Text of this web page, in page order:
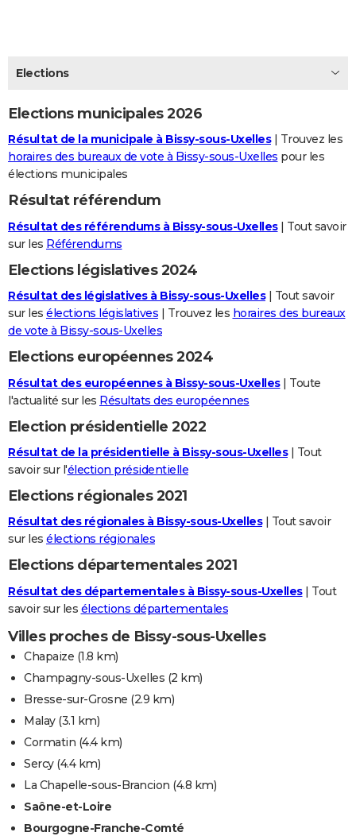
CARTE DE VOEUX
Carte de Noël
Carte Bonne année
Carte Saint-Valentin
Carte Pâques
Carte d'anniversaire
DICTIONNAIRE
Dictionnaire
Biographies
Citations
Expressions
Proverbes
PROGRAMME TV
S'inscrire
Se connecter
Lycées
Collèges
Primaires
Universités
Entreprises
Service militaire
Avis de recherche
AVIS DE DÉCÈS
FORUM
Bricolage
Lifestyle
Culture
Sport
Auto
Television
Voyage
Cinema
Elections
Elections municipales 2026
Résultat de la municipale à Bissy-sous-Uxelles| Trouvez les
horaires des bureaux de vote à Bissy-sous-Uxelles pour les
élections municipales
Résultat référendum
Résultat des référendums à Bissy-sous-Uxelles| Tout savoir
sur les Référendums
Elections législatives 2024
Résultat des législatives à Bissy-sous-Uxelles| Tout savoir
sur les élections législatives | Trouvez les horaires des bureaux
de vote à Bissy-sous-Uxelles
Elections européennes 2024
Résultat des européennes à Bissy-sous-Uxelles| Toute
l'actualité sur les Résultats des européennes
Election présidentielle 2022
Résultat de la présidentielle à Bissy-sous-Uxelles| Tout
savoir sur l'élection présidentielle
Elections régionales 2021
Résultat des régionales à Bissy-sous-Uxelles| Tout savoir
sur les élections régionales
Elections départementales 2021
Résultat des départementales à Bissy-sous-Uxelles| Tout
savoir sur les élections départementales
Villes proches de Bissy-sous-Uxelles
Chapaize (1.8 km)
Champagny-sous-Uxelles (2 km)
Bresse-sur-Grosne (2.9 km)
Malay(3.1 km)
Cormatin (4.4 km)
Sercy(4.4 km)
La Chapelle-sous-Brancion (4.8 km)
Saône-et-Loire
Bourgogne-Franche-Comté